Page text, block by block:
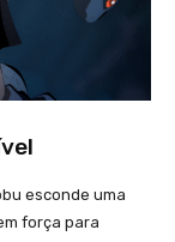
esconde uma
força para